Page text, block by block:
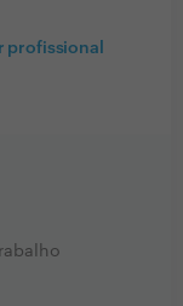
profissional